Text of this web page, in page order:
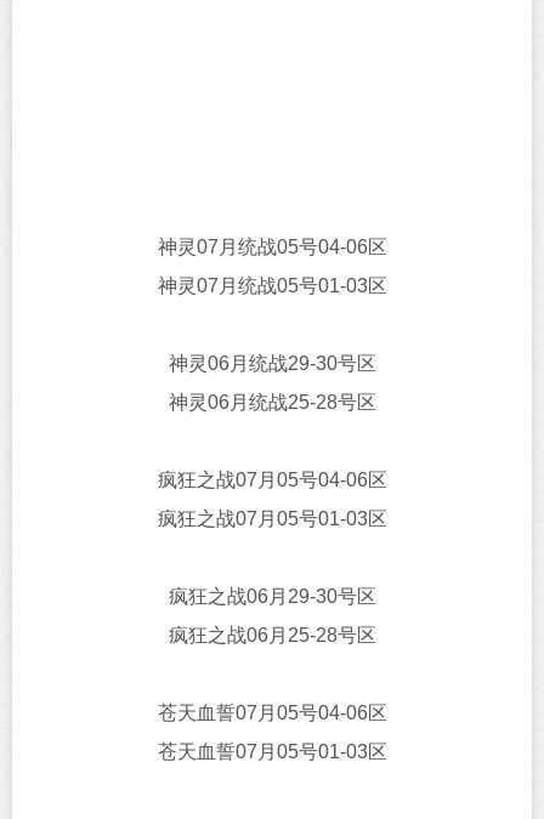
神灵07月统战05号04-06区
神灵07月统战05号01-03区
神灵06月统战29-30号区
神灵06月统战25-28号区
疯狂之战07月05号04-06区
疯狂之战07月05号01-03区
疯狂之战06月29-30号区
疯狂之战06月25-28号区
苍天血誓07月05号04-06区
苍天血誓07月05号01-03区